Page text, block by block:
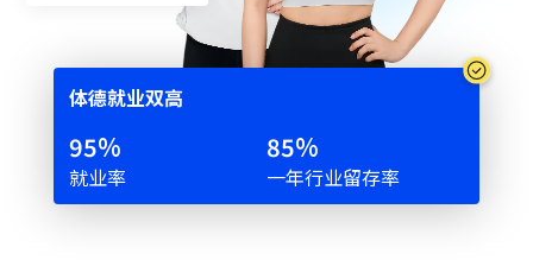
体德就业双⾼
95%
就业率
85%
一年行业留存率